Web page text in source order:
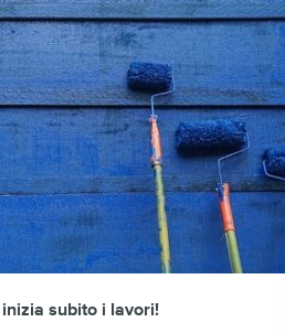
subito i lavori!